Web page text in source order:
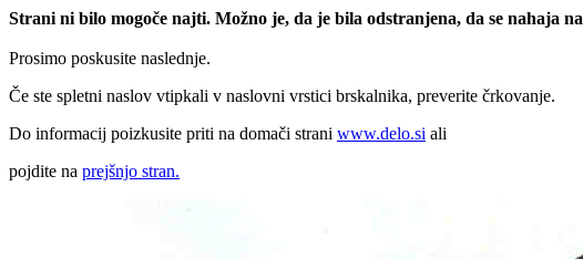
Strani ni bilo mogoče najti. Možno je, da je bila odstranjena, da se nahaja
Prosimo poskusite naslednje.
Če ste spletni naslov vtipkali v naslovni vrstici brskalnika, preverite črkovanje.
Do informacij poizkusite priti na domači strani www.delo.si ali
pojdite na prejšnjo stran.